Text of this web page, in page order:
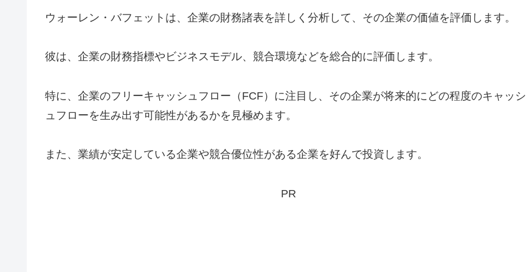
ウォーレン・バフェットは、企業の財務諸表を詳しく分析して、その企業の価値を評価します。
彼は、企業の財務指標やビジネスモデル、競合環境などを総合的に評価します。
特に、企業のフリーキャッシュフロー（FCF）に注目し、その企業が将来的にどの程度のキャッシ
ュフローを生み出す可能性があるかを見極めます。
また、業績が安定している企業や競合優位性がある企業を好んで投資します。
PR